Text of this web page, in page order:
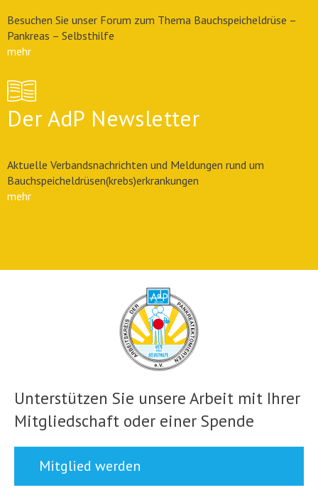
Besuchen Sie unser Forum zum Thema Bauchspeicheldrüse –
Pankreas – Selbsthilfe
mehr
Der AdP Newsletter
Aktuelle Verbandsnachrichten und Meldungen rund um
Bauchspeicheldrüsen(krebs)erkrankungen
mehr
Unterstützen Sie unsere Arbeit mit Ihrer
Mitgliedschaft oder einer Spende
Mitglied werden